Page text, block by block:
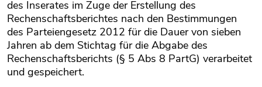
des Inserates im Zuge der Erstellung des
Rechenschaftsberichtes nach den Bestimmungen
des Parteiengesetz 2012 für die Dauer von sieben
Jahren ab dem Stichtag für die Abgabe des
Rechenschaftsberichts (§ 5 Abs 8 PartG) verarbeitet
und gespeichert.